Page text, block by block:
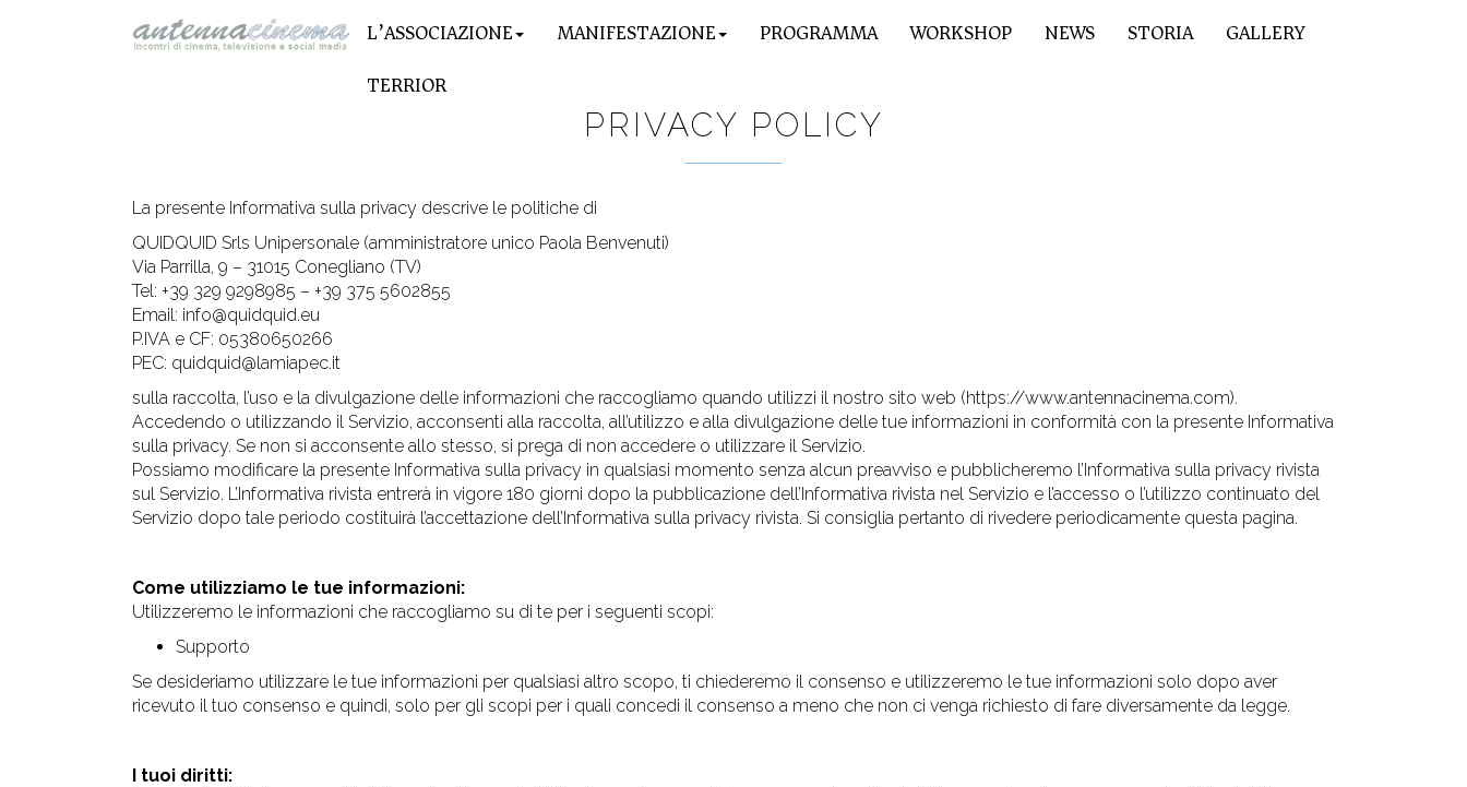
L’ASSOCIAZIONE MANIFESTAZIONE PROGRAMMA WORKSHOP NEWS STORIA
GALLERY
TERRIOR
PRIVACY POLICY
La presente Informativa sulla privacy descrive le politiche di
QUIDQUID Srls Unipersonale (amministratore unico Paola Benvenuti)
Via Parrilla, 9 – 31015 Conegliano (TV)
Tel: +39 329 9298985 – +39 375 5602855
Email: info@quidquid.eu
P.IVA e CF: 05380650266
PEC: quidquid@lamiapec.it
sulla raccolta, l’uso e la divulgazione delle informazioni che raccogliamo quando utilizzi il nostro sito web (https://www.antennacinema.com).
Accedendo o utilizzando il Servizio, acconsenti alla raccolta, all’utilizzo e alla divulgazione delle tue informazioni in conformità con la presente Informativa
sulla privacy. Se non si acconsente allo stesso, si prega di non accedere o utilizzare il Servizio.
Possiamo modificare la presente Informativa sulla privacy in qualsiasi momento senza alcun preavviso e pubblicheremo l’Informativa sulla privacy rivista
sul Servizio. L’Informativa rivista entrerà in vigore 180 giorni dopo la pubblicazione dell’Informativa rivista nel Servizio e l’accesso o l’utilizzo continuato del
Servizio dopo tale periodo costituirà l’accettazione dell’Informativa sulla privacy rivista. Si consiglia pertanto di rivedere periodicamente questa pagina.
Come utilizziamo le tue informazioni:
Utilizzeremo le informazioni che raccogliamo su di te per i seguenti scopi:
Supporto
Se desideriamo utilizzare le tue informazioni per qualsiasi altro scopo, ti chiederemo il consenso e utilizzeremo le tue informazioni solo dopo aver
ricevuto il tuo consenso e quindi, solo per gli scopi per i quali concedi il consenso a meno che non ci venga richiesto di fare diversamente da legge.
I tuoi diritti: